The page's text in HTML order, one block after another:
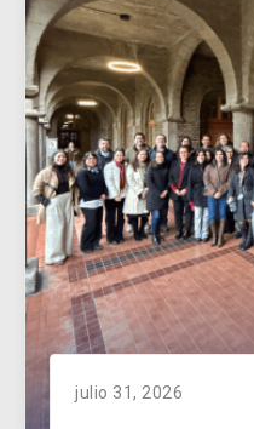
julio 31, 2026